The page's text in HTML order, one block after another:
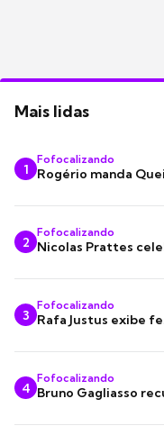
Mais lidas
1
Fofocalizando
Rogério manda
2
Fofocalizando
Nicolas Prattes
3
Fofocalizando
Rafa Justus exibe
4
Fofocalizando
Bruno Gagliasso